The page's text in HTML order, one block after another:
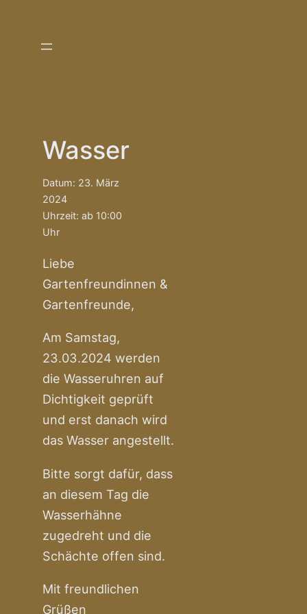
Wasser
Datum: 23. März
2024
Uhrzeit:ab 10:00
Uhr
Liebe
Gartenfreundinnen &
Gartenfreunde,
Am Samstag,
23.03.2024 werden
die Wasseruhren auf
Dichtigkeit geprüft
und erst danach wird
das Wasser angestellt.
Bitte sorgt dafür, dass
an diesem Tag die
Wasserhähne
zugedreht und die
Schächte offen sind.
Mit freundlichen
Grüßen